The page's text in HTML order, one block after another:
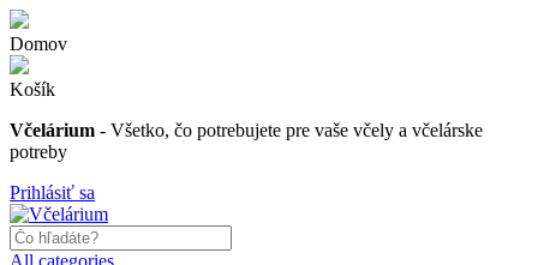
Domov
Košík
Včelárium - Všetko, čo potrebujete pre vaše včely a včelárske
potreby
Prihlásiť sa
All categories